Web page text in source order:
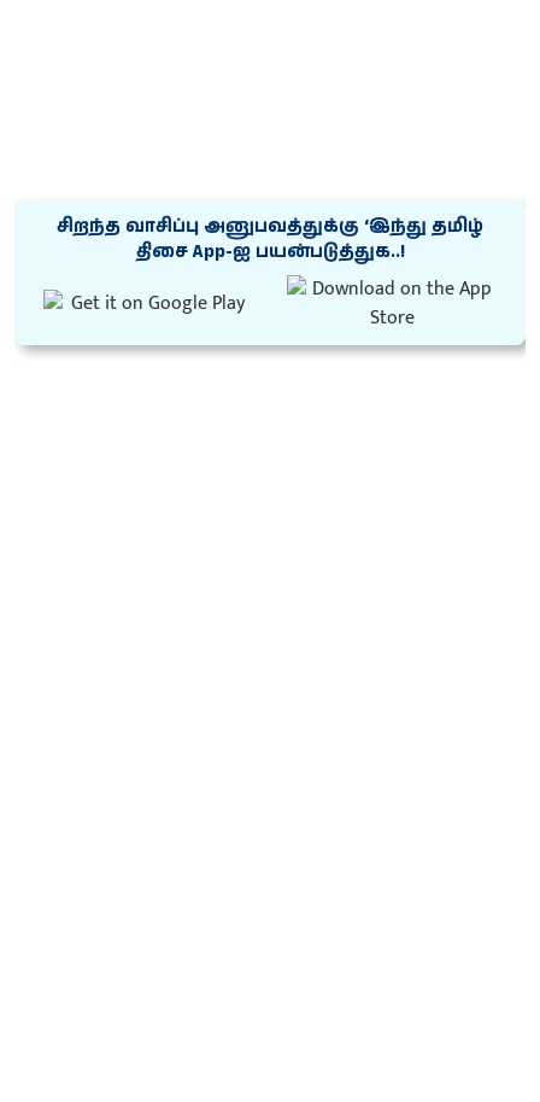
சிறந்த வாசிப்பு அனுபவத்துக்கு ‘இந்து தமிழ்
திசை App-ஐ பயன்படுத்துக..!